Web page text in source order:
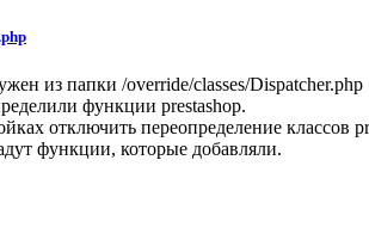
из папки /override/classes/Dispatcher.php
функции prestashop.
отключить переопределение классов
функции, которые добавляли.